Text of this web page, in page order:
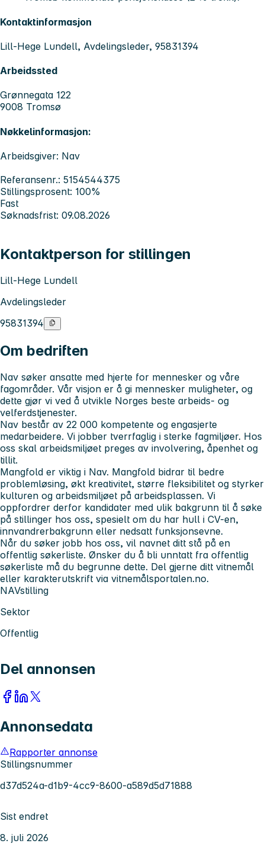
Kontaktinformasjon
Lill-Hege Lundell, Avdelingsleder, 95831394
Arbeidssted
Grønnegata 122
9008 Tromsø
Nøkkelinformasjon:
Arbeidsgiver: Nav
Referansenr.: 5154544375
Stillingsprosent: 100%
Fast
Søknadsfrist: 09.08.2026
Kontaktperson for stillingen
Lill-Hege Lundell
Avdelingsleder
95831394
Om bedriften
Nav søker ansatte med hjerte for mennesker og våre
fagområder. Vår visjon er å gi mennesker muligheter, og
dette gjør vi ved å utvikle Norges beste arbeids- og
velferdstjenester.
Nav består av 22 000 kompetente og engasjerte
medarbeidere. Vi jobber tverrfaglig i sterke fagmiljøer. Hos
oss skal arbeidsmiljøet preges av involvering, åpenhet og
tillit.
Mangfold er viktig i Nav. Mangfold bidrar til bedre
problemløsing, økt kreativitet, større fleksibilitet og styrker
kulturen og arbeidsmiljøet på arbeidsplassen. Vi
oppfordrer derfor kandidater med ulik bakgrunn til å søke
på stillinger hos oss, spesielt om du har hull i CV-en,
innvandrerbakgrunn eller nedsatt funksjonsevne.
Når du søker jobb hos oss, vil navnet ditt stå på en
offentlig søkerliste. Ønsker du å bli unntatt fra offentlig
søkerliste må du begrunne dette. Del gjerne ditt vitnemål
eller karakterutskrift via vitnemålsportalen.no.
NAVstilling
Sektor
Offentlig
Del annonsen
Annonsedata
Rapporter annonse
Stillingsnummer
d37d524a-d1b9-4cc9-8600-a589d5d71888
Sist endret
8. juli 2026